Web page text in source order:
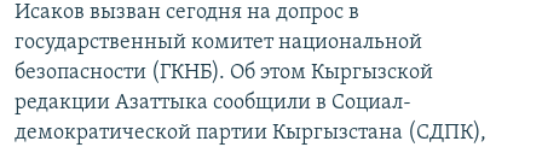
Исаков вызван сегодня на допрос в
государственный комитет национальной
безопасности (ГКНБ). Об этом Кыргызской
редакции Азаттыка сообщили в Социал-
демократической партии Кыргызстана (СДПК),